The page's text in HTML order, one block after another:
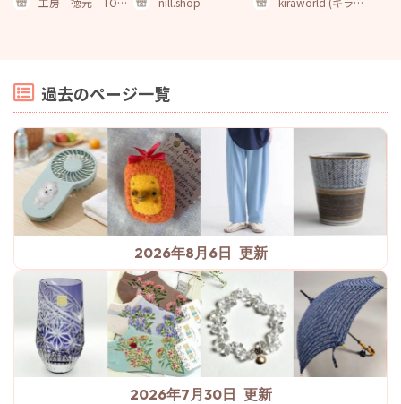
過去のページ一覧
2026年8月6日
2026年7月30日